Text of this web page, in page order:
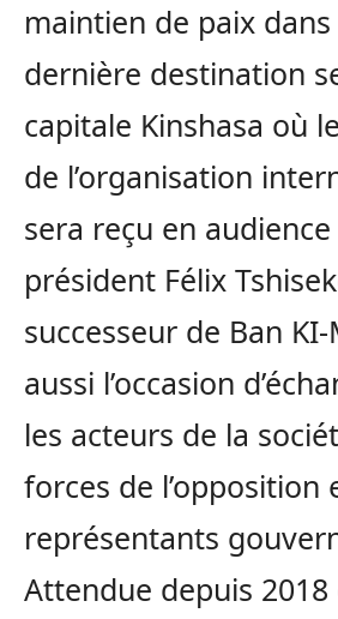
maintien de paix dans
dernière destination
capitale Kinshasa où
de l’organisation
sera reçu en
président Félix
successeur de Ban
aussi l’occasion
les acteurs de la
forces de l’opposition
représentants
Attendue depuis 2018